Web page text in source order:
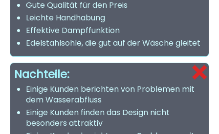
Gute Qualität für den Preis
Leichte Handhabung
Effektive Dampffunktion
Edelstahlsohle, die gut auf der Wäsche gleitet
Nachteile:
Einige Kunden berichten von Problemen mit
dem Wasserabfluss
Einige Kunden finden das Design nicht
besonders attraktiv